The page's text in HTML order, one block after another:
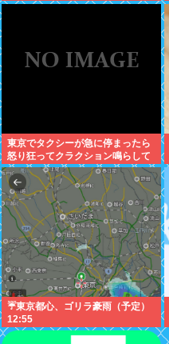
東京でタクシーが急に停まったら
怒り狂ってクラクション鳴らして
るやつ、だいたい田舎ナンバー
www
☔東京都心、ゴリラ豪雨（予定）
12:55